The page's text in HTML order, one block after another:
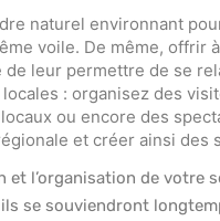
naturel environnant
voile. De même, offrir
leur permettre de se
: organisez des
ou encore des
et créer ainsi des
l’organisation de votre
se souviendront